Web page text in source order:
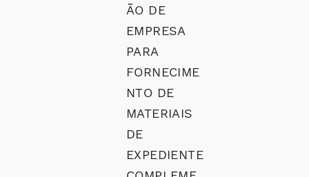
ÃO DE
EMPRESA
PARA
FORNECIME
NTO DE
MATERIAIS
DE
EXPEDIENTE